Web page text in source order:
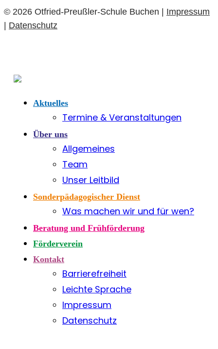
© 2026 Otfried-Preußler-Schule Buchen | Impressum
Datenschutz
Aktuelles
Termine & Veranstaltungen
Über uns
Allgemeines
Team
Unser Leitbild
Sonderpädagogischer Dienst
Was machen wir und für wen?
Beratung und Frühförderung
Förderverein
Kontakt
Barrierefreiheit
Leichte Sprache
Impressum
Datenschutz